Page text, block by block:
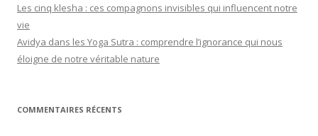
Les cinq klesha : ces compagnons invisibles qui influencent notre
vie
Avidya dans les Yoga Sutra : comprendre l’ignorance qui nous
éloigne de notre véritable nature
COMMENTAIRES RÉCENTS